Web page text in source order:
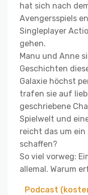
hat sich nach
Avengersspiels
Singleplayer
gehen.
Manu und Anne
Geschichten
Galaxie höchst
trafen sie auf
geschriebene
Spielwelt und
reicht das um
schaffen?
So viel vorweg:
allemal. Warum
Podcast